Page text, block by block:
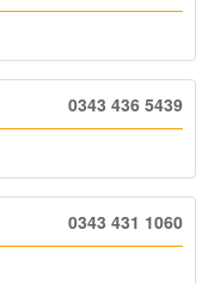
0343 436 5439
0343 431 1060